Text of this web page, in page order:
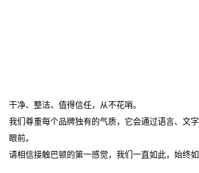
干净、整洁、值得信任，从不花哨。
我们尊重每个品牌独有的气质，它会通过语言、文
眼前。
请相信接触巴顿的第一感觉，我们一直如此，始终如